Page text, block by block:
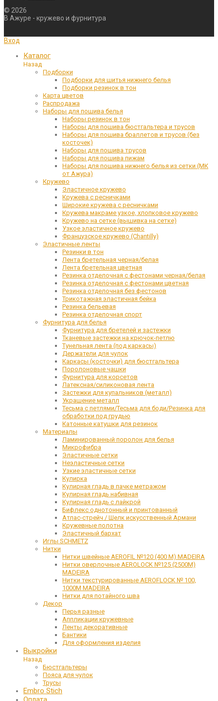
© 2026
В Ажуре - кружево и фурнитура
Вход
Каталог
Назад
Подборки
Подборки для шитья нижнего белья
Подборки резинок в тон
Карта цветов
Распродажа
Наборы для пошива белья
Наборы резинок в тон
Наборы для пошива бюстгальтера и трусов
Наборы для пошива браллетов и трусов (без
косточек)
Наборы для пошива трусов
Наборы для пошива пижам
Наборы для пошива нижнего белья из сетки (МК
от Ажура)
Кружево
Эластичное кружево
Кружева с ресничками
Широкие кружева с ресничками
Кружева макраме узкое, хлопковое кружево
Кружево на сетке (вышивка на сетке)
Узкое эластичное кружево
Французское кружево (Chantilly)
Эластичные ленты
Резинки в тон
Лента бретельная черная/белая
Лента бретельная цветная
Резинка отделочная с фестонами черная/белая
Резинка отделочная с фестонами цветная
Резинка отделочная без фестонов
Трикотажная эластичная бейка
Резинка бельевая
Резинка отделочная спорт
Фурнитура для белья
Фурнитура для бретелей и застежки
Тканевые застежки на крючок-петлю
Тунельная лента (под каркасы)
Держатели для чулок
Каркасы (косточки) для бюстгальтера
Поролоновые чашки
Фурнитура для корсетов
Латексная/силиконовая лента
Застежки для купальников (металл)
Украшение металл
Тесьма с петлями/Тесьма для боди/Резинка для
обработки под грудью
Катонные катушки для резинок
Материалы
Ламинированный поролон для белья
Микрофибра
Эластичные сетки
Неэластичные сетки
Узкие эластичные сетки
Кулирка
Кулирная гладь в пачке метражом
Кулирная гладь набивная
Кулирная гладь с лайкрой
Бифлекс однотонный и принтованный
Атлас-стрейч / Шелк искусственный Армани
Кружевные полотна
Эластичный бархат
Иглы SCHMETZ
Нитки
Нитки швейные AEROFIL №120 (400 М) MADEIRA
Нитки оверлочные AEROLOCK №125 (2500М)
MADEIRA
Нитки текстурированные AEROFLOCK № 100,
1000М MADEIRA
Нитки для потайного шва
Декор
Перья разные
Аппликации кружевные
Ленты декоративные
Бантики
Для оформления изделия
Выкройки
Назад
Бюстгальтеры
Пояса для чулок
Трусы
Embro Stich